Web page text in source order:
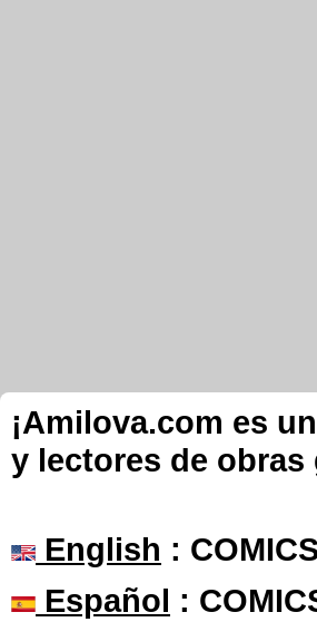
¡Amilova.com es
y lectores de obras
English :
Español :